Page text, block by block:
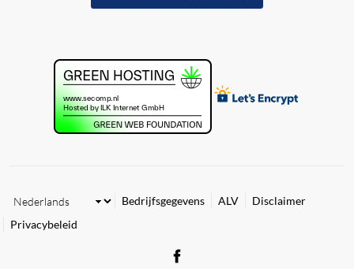
Bedrijfsgegevens ALV
Disclaimer
Privacybeleid